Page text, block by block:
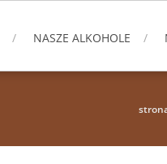
NASZE ALKOHOLE